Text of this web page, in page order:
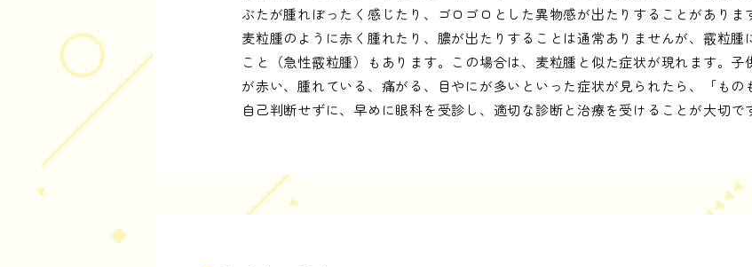
ぶたが腫れぼったく感じたり、ゴロゴロとした異物感が出たりすることがありま
麦粒腫のように赤く腫れたり、膿が出たりすることは通常ありませんが、霰粒
こと（急性霰粒腫）もあります。この場合は、麦粒腫と似た症状が現れます。子
が赤い、腫れている、痛がる、目やにが多いといった症状が見られたら、「もの
自己判断せずに、早めに眼科を受診し、適切な診断と治療を受けることが大切で